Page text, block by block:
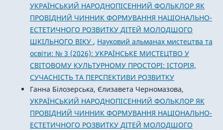
УКРАЇНСЬКИЙ НАРОДНОПІСЕННИЙ ФОЛЬКЛОР ЯК
ПРОВІДНИЙ ЧИННИК ФОРМУВАННЯ НАЦІОНАЛЬНО-
ЕСТЕТИЧНОГО РОЗВИТКУ ДІТЕЙ МОЛОДШОГО
ШКІЛЬНОГО ВІКУ , Науковий альманах мистецтва та
освіти: № 3 (2026): УКРАЇНСЬКЕ МИСТЕЦТВО У
СВІТОВОМУ КУЛЬТУРНОМУ ПРОСТОРІ: ІСТОРІЯ,
СУЧАСНІСТЬ ТА ПЕРСПЕКТИВИ РОЗВИТКУ
Ганна Білозерська, Єлизавета Черномазова,
УКРАЇНСЬКИЙ НАРОДНОПІСЕННИЙ ФОЛЬКЛОР ЯК
ПРОВІДНИЙ ЧИННИК ФОРМУВАННЯ НАЦІОНАЛЬНО-
ЕСТЕТИЧНОГО РОЗВИТКУ ДІТЕЙ МОЛОДШОГО